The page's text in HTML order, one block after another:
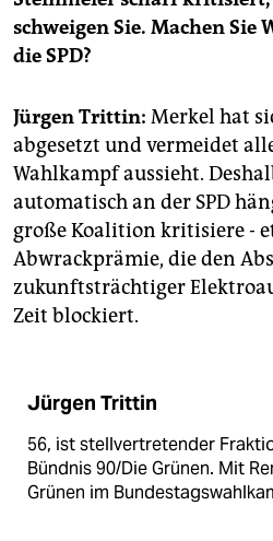
genossenschaft
epaper login
schweigen Sie. Machen Sie
die SPD?
Jürgen Trittin: Merkel hat
abgesetzt und vermeidet
Wahlkampf aussieht.
automatisch an der SPD
große Koalition kritisiere -
Abwrackprämie, die den
zukunftsträchtiger
Zeit blockiert.
Jürgen Trittin
56, ist stellvertretender
Bündnis 90/Die Grünen. Mit
Grünen im